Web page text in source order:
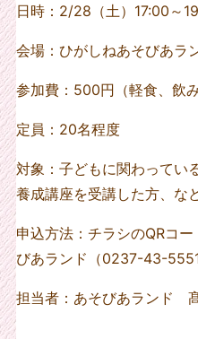
日時：2/28（土）17:00～
会場：ひがしねあそびあ
参加費：500円（軽食、飲み
定員：20名程度
対象：子どもに関わってい
養成講座を受講した方、な
申込方法：チラシのQRコ
びあランド（0237-43-
担当者：あそびあランド